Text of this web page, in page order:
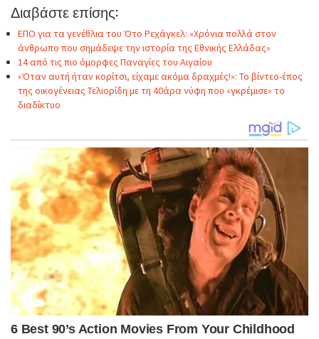
Διαβάστε επίσης:
ΕΠΟ για τα γενέθλια του Ότο Ρεχάγκελ: «Χρόνια πολλά στον
άνθρωπο που σημάδεψε την ιστορία της Εθνικής Ελλάδας»
14 από τις πιο όμορφες Παναγίες του Αιγαίου
«Όταν αυτή ήταν κορίτσι, είχαμε ακόμα δραχμές!»: Το βίντεο-έπος
της οικογένειας Τελιορίδη με τη 40άρα νύφη που «γκρέμισε» το
διαδίκτυο